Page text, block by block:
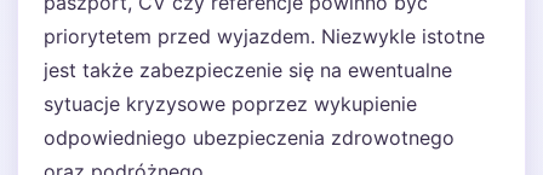
priorytetem przed wyjazdem. Niezwykle istotne
jest także zabezpieczenie się na ewentualne
sytuacje kryzysowe poprzez wykupienie
odpowiedniego ubezpieczenia zdrowotnego